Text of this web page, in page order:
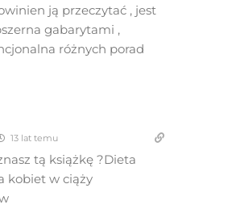
ją przeczytać , jest
gabarytami ,
różnych porad
13 lat temu
tą książkę ?Dieta
kobiet w ciąży